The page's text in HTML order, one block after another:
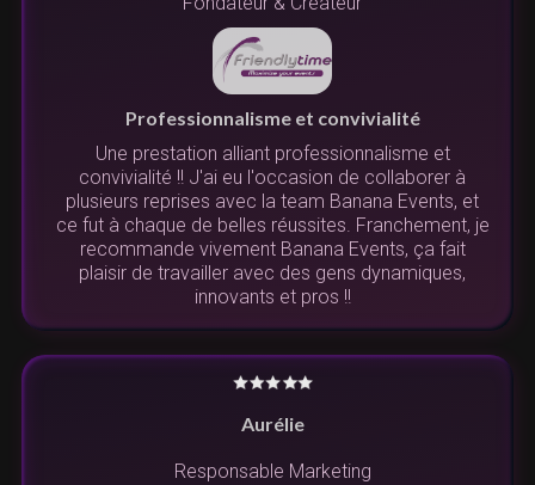
Professionnalisme et convivialité
Une prestation alliant professionnalisme et
convivialité !! J'ai eu l'occasion de collaborer à
plusieurs reprises avec la team Banana Events, et
ce fut à chaque de belles réussites. Franchement, je
recommande vivement Banana Events, ça fait
plaisir de travailler avec des gens dynamiques,
innovants et pros !!
Aurélie
Responsable Marketing